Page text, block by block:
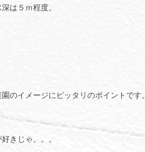
は５ｍ程度。
のイメージにピッタリのポイントです。
きじゃ。。。